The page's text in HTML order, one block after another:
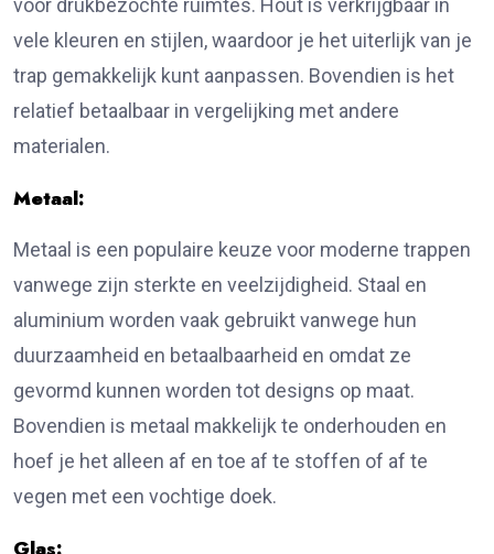
vele kleuren en stijlen, waardoor je het uiterlijk van je
trap gemakkelijk kunt aanpassen. Bovendien is het
relatief betaalbaar in vergelijking met andere
materialen.
Metaal:
Metaal is een populaire keuze voor moderne trappen
vanwege zijn sterkte en veelzijdigheid. Staal en
aluminium worden vaak gebruikt vanwege hun
duurzaamheid en betaalbaarheid en omdat ze
gevormd kunnen worden tot designs op maat.
Bovendien is metaal makkelijk te onderhouden en
hoef je het alleen af en toe af te stoffen of af te
vegen met een vochtige doek.
Glas: